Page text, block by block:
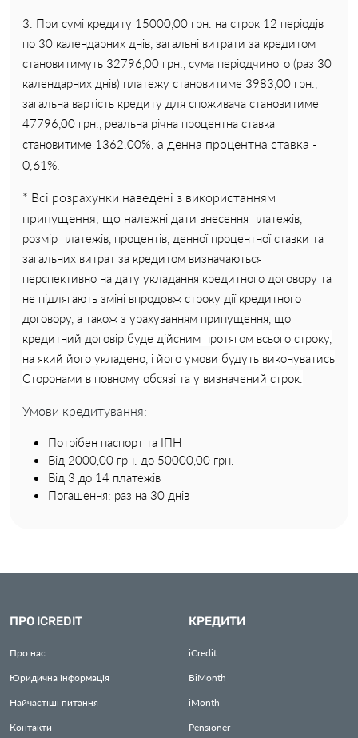
3. При сумі кредиту 15000,00 грн. на строк 12 періодів
по 30 календарних днів, загальні витрати за кредитом
становитимуть 32796,00 грн., сума періодчиного (раз 30
календарних днів) платежу становитиме 3983,00 грн.,
загальна вартість кредиту для споживача становитиме
47796,00 грн., реальна річна процентна ставка
становитиме 1362.00% , а денна процентна ставка -
0,61%.
* Всі розрахунки наведені з використанням
припущення, що належні дати внесення платежів,
розмір платежів, процентів, денної процентної ставки та
загальних витрат за кредитом визначаються
перспективно на дату укладання кредитного договору та
не підлягають зміні впродовж строку дії кредитного
договору, а також з урахуванням припущення, що
кредитний договір буде дійсним протягом всього строку,
на який його укладено, і його умови будуть виконуватись
Сторонами в повному обсязі та у визначений строк.
Умови кредитування:
Потрібен паспорт та ІПН
Від 2000,00 грн. до 50000,00 грн.
Від 3 до 14 платежів
Погашення: раз на 30 днів
ПРО ICREDIT
Про нас
Юридична інформація
Найчастіші питання
Контакти
КРЕДИТИ
iCredit
BiMonth
iMonth
Pensioner